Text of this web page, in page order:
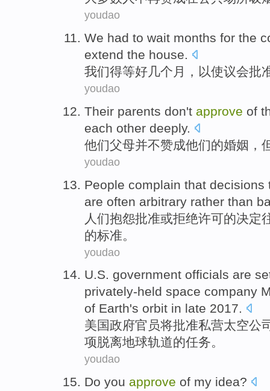
youdao
We had to wait months for the
extend the house.
我们得等好几个月 ， 以使议会批
youdao
Their parents don't approve of
each other deeply.
他们父母并不赞成他们的婚姻 ，
youdao
People complain that decisions
are often arbitrary rather than
人们抱怨批准或拒绝许可的决定
的标准。
youdao
U.S. government officials are
privately-held space company
of Earth's orbit in late 2017.
美国政府官员将批准私营太空公
项脱离地球轨道的任务。
youdao
Do you approve of my idea?